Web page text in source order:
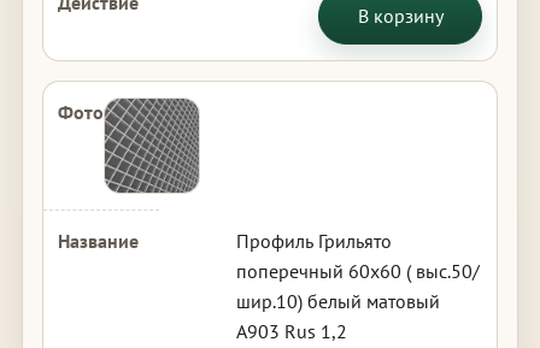
В корзину
Профиль Грильято
поперечный 60х60 ( выс.50/
шир.10) белый матовый
А903 Rus 1,2